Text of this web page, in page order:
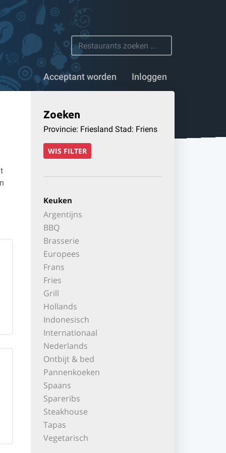
Acceptant worden Inloggen
restaurants
Zoeken
Provincie: Friesland Stad: Friens
WIS FILTER
Keuken
Argentijns
BBQ
Brasserie
Europees
Frans
Fries
Grill
Hollands
Indonesisch
Internationaal
Nederlands
Ontbijt & bed
Pannenkoeken
Spaans
Spareribs
Steakhouse
Tapas
Vegetarisch